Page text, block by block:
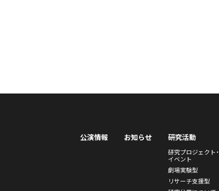
公演情報 お知らせ 研究活動
研究プロジェクト・
イベント
劇場実験型
リサーチ支援型